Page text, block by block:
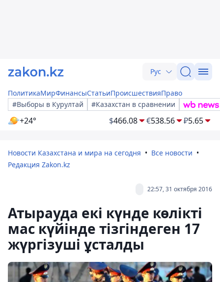
Рус
ПолитикаМирФинансыСтатьиПроисшествияПраво
#Выборы в Курултай
#Казахстан в сравнении
+24° $466.08 €538.56 ₽5.65
Новости Казахстана и мира на сегодня
Все новости
Редакция Zakon.kz
22:57, 31 октября 2016
Атырауда екі күнде көлікті
мас күйінде тізгіндеген 17
жүргізуші ұсталды